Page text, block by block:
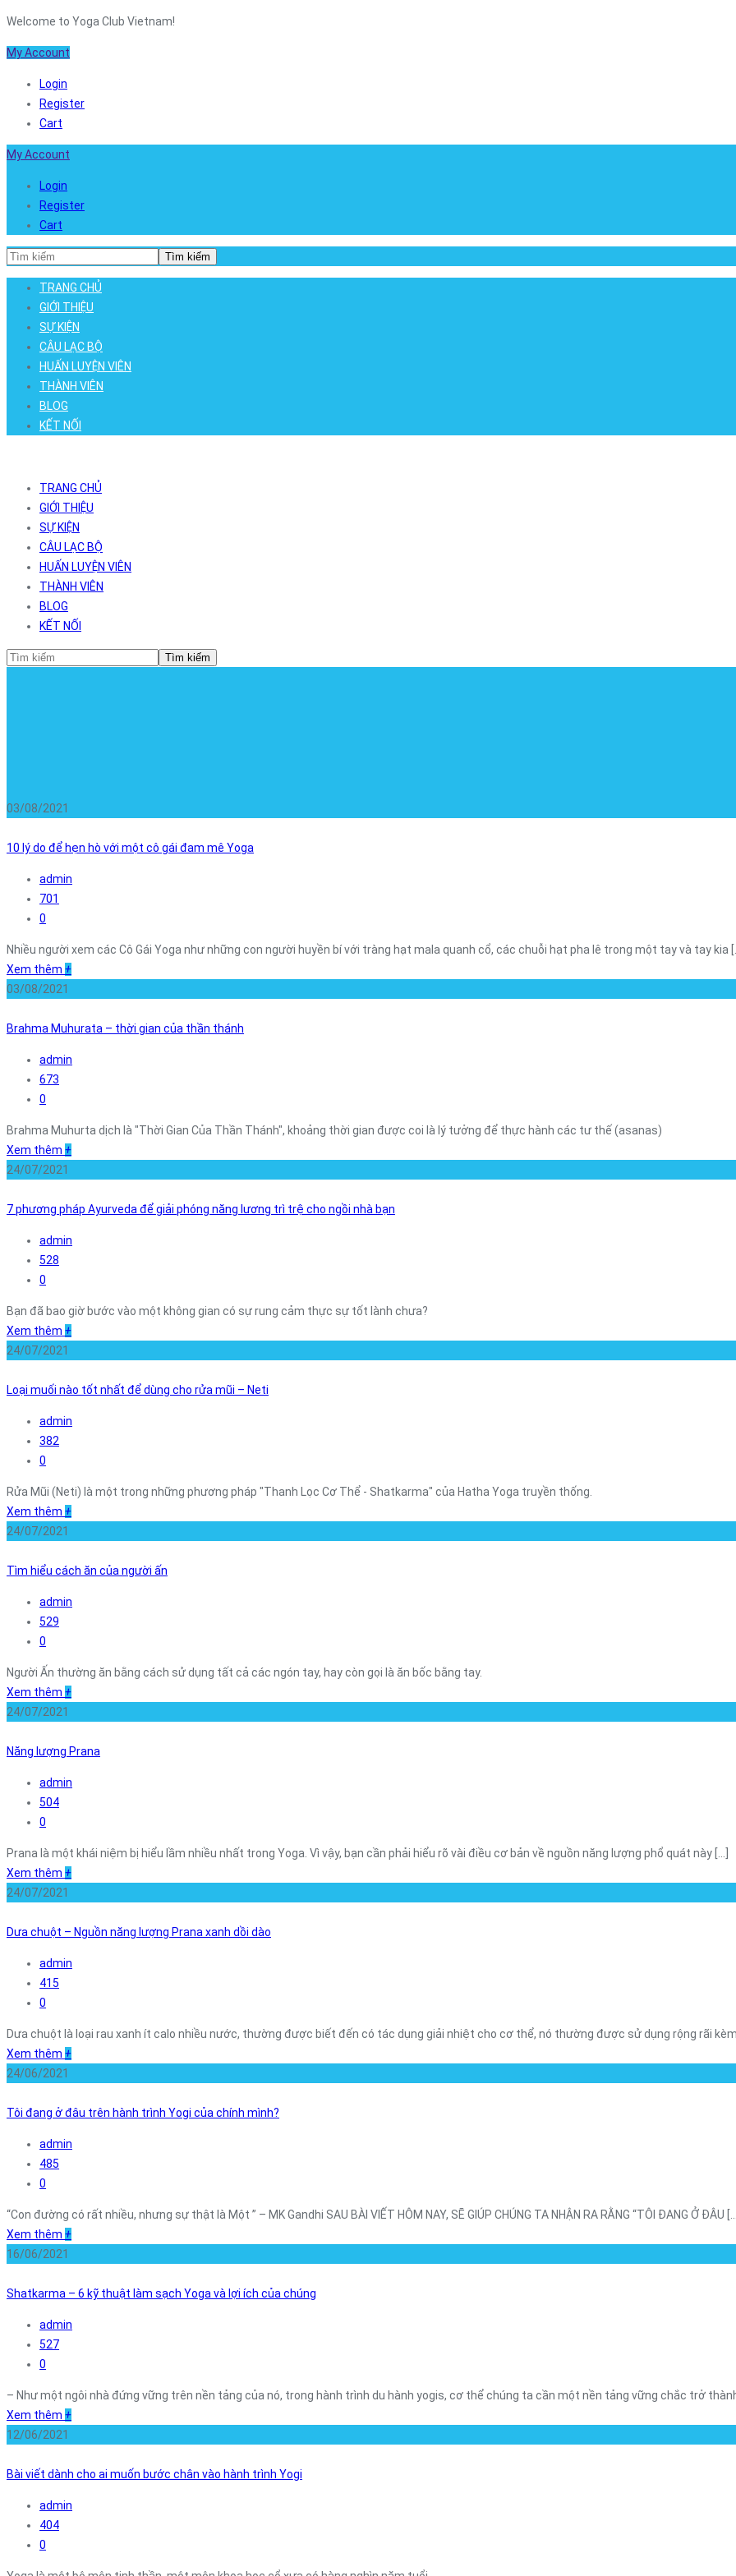
Welcome to Yoga Club Vietnam!
My Account
Login
Register
Cart
My Account
Login
Register
Cart
Tìm kiếm
TRANG CHỦ
GIỚI THIỆU
SỰ KIỆN
CÂU LẠC BỘ
HUẤN LUYỆN VIÊN
THÀNH VIÊN
BLOG
KẾT NỐI
TRANG CHỦ
GIỚI THIỆU
SỰ KIỆN
CÂU LẠC BỘ
HUẤN LUYỆN VIÊN
THÀNH VIÊN
BLOG
KẾT NỐI
Tìm kiếm
03/08/2021
10 lý do để hẹn hò với một cô gái đam mê Yoga
admin
701
0
Nhiều người xem các Cô Gái Yoga như những con người huyền bí với tràng hạt mala quanh cổ, các chuỗi hạt pha lê trong một tay và tay kia
Xem thêm +
03/08/2021
Brahma Muhurata – thời gian của thần thánh
admin
673
0
Brahma Muhurta dịch là "Thời Gian Của Thần Thánh", khoảng thời gian được coi là lý tưởng để thực hành các tư thế (asanas)
Xem thêm +
24/07/2021
7 phương pháp Ayurveda để giải phóng năng lương trì trệ cho ngồi nhà bạn
admin
528
0
Bạn đã bao giờ bước vào một không gian có sự rung cảm thực sự tốt lành chưa?
Xem thêm +
24/07/2021
Loại muối nào tốt nhất để dùng cho rửa mũi – Neti
admin
382
0
Rửa Mũi (Neti) là một trong những phương pháp "Thanh Lọc Cơ Thể - Shatkarma" của Hatha Yoga truyền thống.
Xem thêm +
24/07/2021
Tìm hiểu cách ăn của người ấn
admin
529
0
Người Ấn thường ăn bằng cách sử dụng tất cả các ngón tay, hay còn gọi là ăn bốc bằng tay.
Xem thêm +
24/07/2021
Năng lượng Prana
admin
504
0
Prana là một khái niệm bị hiểu lầm nhiều nhất trong Yoga. Vì vậy, bạn cần phải hiểu rõ vài điều cơ bản về nguồn năng lượng phổ quát này [...]
Xem thêm +
24/07/2021
Dưa chuột – Nguồn năng lượng Prana xanh dồi dào
admin
415
0
Dưa chuột là loại rau xanh ít calo nhiều nước, thường được biết đến có tác dụng giải nhiệt cho cơ thể, nó thường được sử dụng rộng rãi
Xem thêm +
24/06/2021
Tôi đang ở đâu trên hành trình Yogi của chính mình?
admin
485
0
“Con đường có rất nhiều, nhưng sự thật là Một ” – MK Gandhi SAU BÀI VIẾT HÔM NAY, SẼ GIÚP CHÚNG TA NHẬN RA RẰNG “TÔI ĐANG Ở ĐÂU
Xem thêm +
16/06/2021
Shatkarma – 6 kỹ thuật làm sạch Yoga và lợi ích của chúng
admin
527
0
– Như một ngôi nhà đứng vững trên nền tảng của nó, trong hành trình du hành yogis, cơ thể chúng ta cần một nền tảng vững chắc trở
Xem thêm +
12/06/2021
Bài viết dành cho ai muốn bước chân vào hành trình Yogi
admin
404
0